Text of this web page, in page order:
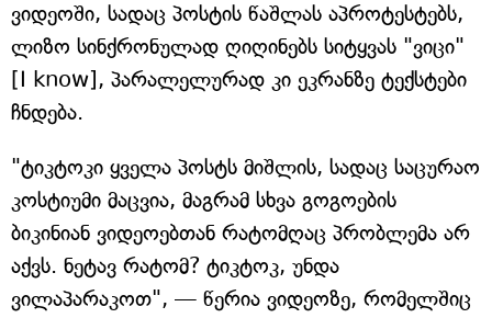
ვიდეოში, სადაც პოსტის წაშლას აპროტესტებს,
ლიზო სინქრონულად ღიღინებს სიტყვას "ვიცი"
[I know], პარალელურად კი ეკრანზე ტექსტები
ჩნდება.
"ტიკტოკი ყველა პოსტს მიშლის, სადაც საცურაო
კოსტიუმი მაცვია, მაგრამ სხვა გოგოების
ბიკინიან ვიდეოებთან რატომღაც პრობლემა არ
აქვს. ნეტავ რატომ? ტიკტოკ, უნდა
ვილაპარაკოთ", — წერია ვიდეოზე, რომელშიც